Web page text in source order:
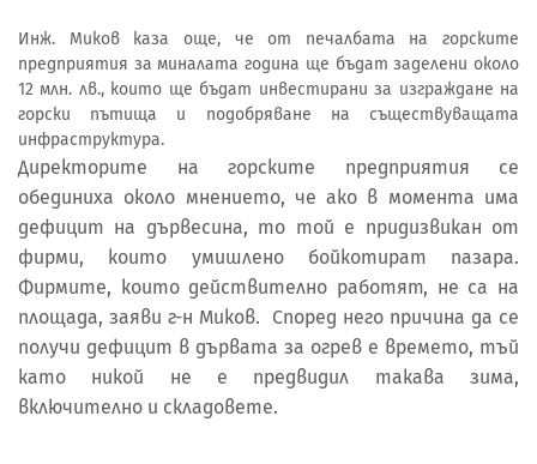
Инж. Миков каза още, че от печалбата на горските
предприятия за миналата година ще бъдат заделени около
12 млн. лв., които ще бъдат инвестирани за изграждане на
горски пътища и подобряване на съществуващата
инфраструктура.
Директорите на горските предприятия се
обединиха около мнението, че ако в момента има
дефицит на дървесина, то той е придизвикан от
фирми, които умишлено бойкотират пазара.
Фирмите, които действително работят, не са на
площада, заяви г-н Миков. Според него причина да се
получи дефицит в дървата за огрев е времето, тъй
като никой не е предвидил такава зима,
включително и складовете.